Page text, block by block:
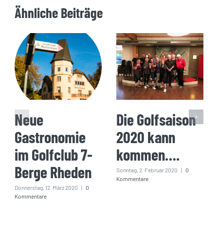
Ähnliche Beiträge
Neue
Gastronomie
im Golfclub 7-
Berge Rheden
Donnerstag, 12. März 2020 | 0
Kommentare
Die Golfsaison
2020 kann
kommen….
Sonntag, 2. Februar 2020 | 0
Kommentare